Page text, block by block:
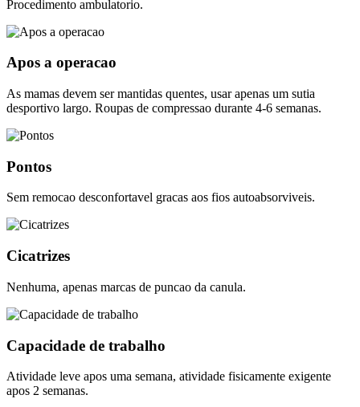
Procedimento ambulatorio.
Apos a operacao
As mamas devem ser mantidas quentes, usar apenas um sutia
desportivo largo. Roupas de compressao durante 4-6 semanas.
Pontos
Sem remocao desconfortavel gracas aos fios autoabsorviveis.
Cicatrizes
Nenhuma, apenas marcas de puncao da canula.
Capacidade de trabalho
Atividade leve apos uma semana, atividade fisicamente exigente
apos 2 semanas.